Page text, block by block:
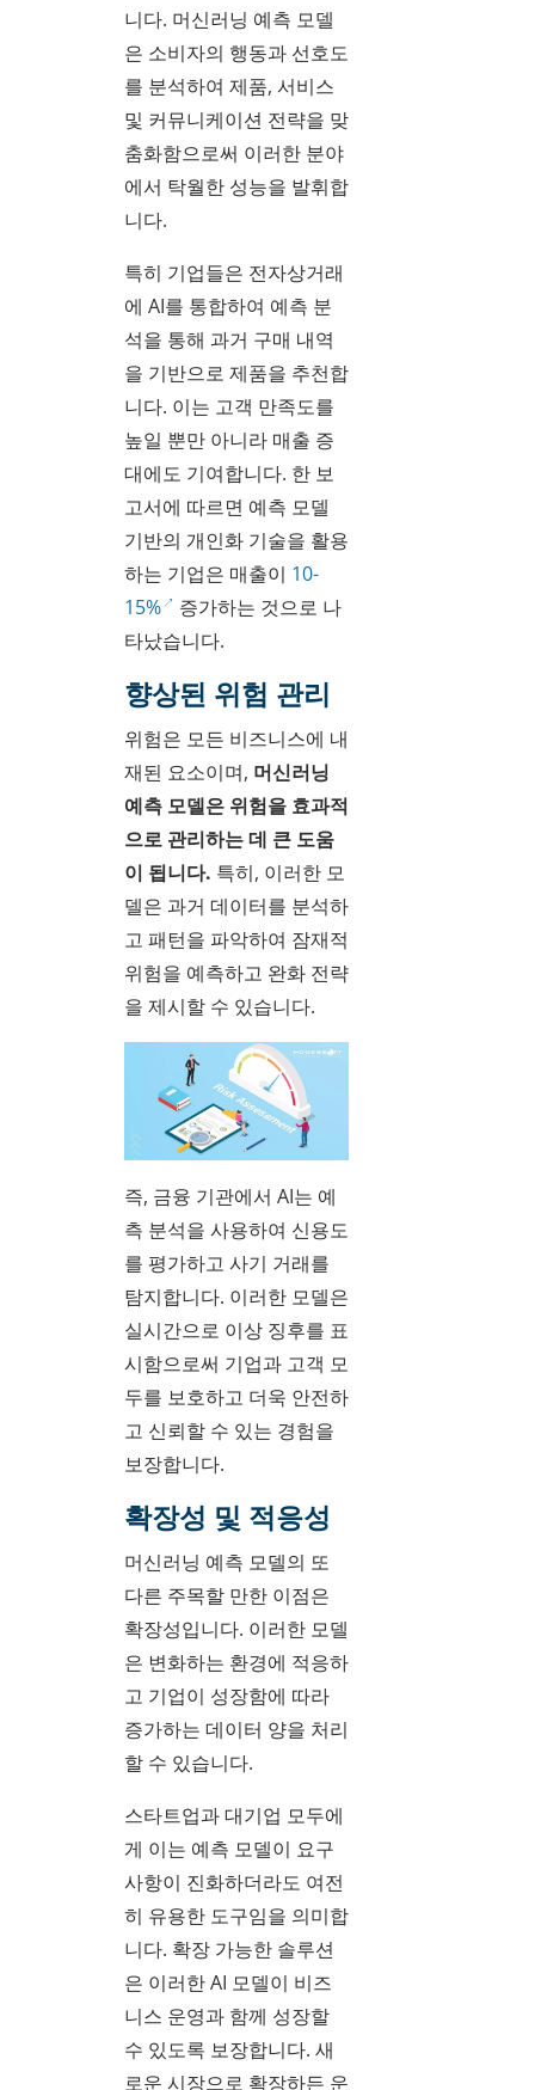
니다. 머신러닝 예측 모델
은 소비자의 행동과 선호도
를 분석하여 제품, 서비스
및 커뮤니케이션 전략을 맞
춤화함으로써 이러한 분야
에서 탁월한 성능을 발휘합
니다.
특히 기업들은 전자상거래
에 AI를 통합하여 예측 분
석을 통해 과거 구매 내역
을 기반으로 제품을 추천합
니다. 이는 고객 만족도를
높일 뿐만 아니라 매출 증
대에도 기여합니다. 한 보
고서에 따르면 예측 모델
기반의 개인화 기술을 활용
하는 기업은 매출이 10-
15%
증가하는 것으로 나
타났습니다.
향상된 위험 관리
위험은 모든 비즈니스에 내
재된 요소이며, 머신러닝
예측 모델은 위험을 효과적
으로 관리하는 데 큰 도움
이 됩니다. 특히, 이러한 모
델은 과거 데이터를 분석하
고 패턴을 파악하여 잠재적
위험을 예측하고 완화 전략
을 제시할 수 있습니다.
즉, 금융 기관에서 AI는 예
측 분석을 사용하여 신용도
를 평가하고 사기 거래를
탐지합니다. 이러한 모델은
실시간으로 이상 징후를 표
시함으로써 기업과 고객 모
두를 보호하고 더욱 안전하
고 신뢰할 수 있는 경험을
보장합니다.
확장성 및 적응성
머신러닝 예측 모델의 또
다른 주목할 만한 이점은
확장성입니다. 이러한 모델
은 변화하는 환경에 적응하
고 기업이 성장함에 따라
증가하는 데이터 양을 처리
할 수 있습니다.
스타트업과 대기업 모두에
게 이는 예측 모델이 요구
사항이 진화하더라도 여전
히 유용한 도구임을 의미합
니다. 확장 가능한 솔루션
은 이러한 AI 모델이 비즈
니스 운영과 함께 성장할
수 있도록 보장합니다. 새
로운 시장으로 확장하든 운